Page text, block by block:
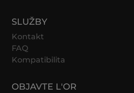
SLUŽBY
Kontakt
FAQ
Kompatibilita
OBJAVTE L'OR